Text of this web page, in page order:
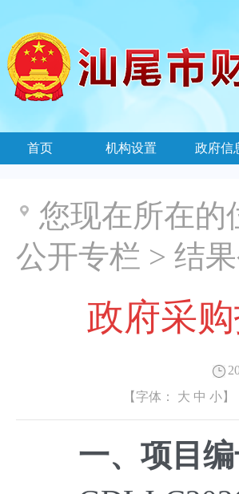
首页 机构设置 政府信
您现在所在的
公开专栏 > 结
政府采
【字体： 大 中 小】
一、项目